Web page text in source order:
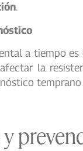
.
a tiempo es
la